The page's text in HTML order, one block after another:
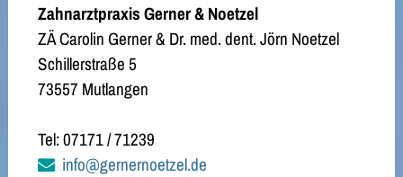
Zahnarztpraxis Gerner & Noetzel
ZÄ Carolin Gerner & Dr. med. dent. Jörn Noetzel
Schillerstraße 5
73557 Mutlangen
Tel: 07171 / 71239
info@gernernoetzel.de